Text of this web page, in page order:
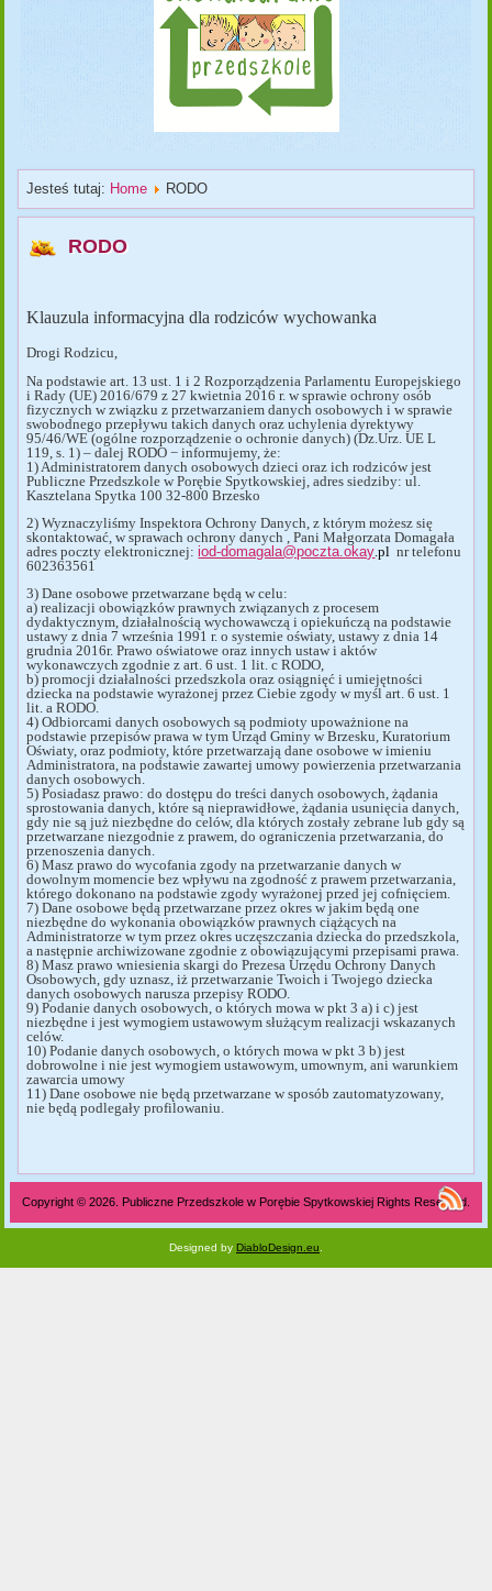
Jesteś tutaj: Home RODO
RODO
Klauzula informacyjna dla rodziców wychowanka
Drogi Rodzicu,
Na podstawie art. 13 ust. 1 i 2 Rozporządzenia Parlamentu Europejskiego
i Rady (UE) 2016/679 z 27 kwietnia 2016 r. w sprawie ochrony osób
fizycznych w związku z przetwarzaniem danych osobowych i w sprawie
swobodnego przepływu takich danych oraz uchylenia dyrektywy
95/46/WE (ogólne rozporządzenie o ochronie danych) (Dz.Urz. UE L
119, s. 1) – dalej RODO − informujemy, że:
1) Administratorem danych osobowych dzieci oraz ich rodziców jest
Publiczne Przedszkole w Porębie Spytkowskiej, adres siedziby: ul.
Kasztelana Spytka 100 32-800 Brzesko
2) Wyznaczyliśmy Inspektora Ochrony Danych, z którym możesz się
skontaktować, w sprawach ochrony danych , Pani Małgorzata Domagała
adres poczty elektronicznej:iod-domagala@poczta.okay.pl nr telefonu
602363561
3) Dane osobowe przetwarzane będą w celu:
a) realizacji obowiązków prawnych związanych z procesem
dydaktycznym, działalnością wychowawczą i opiekuńczą na podstawie
ustawy z dnia 7 września 1991 r. o systemie oświaty, ustawy z dnia 14
grudnia 2016r. Prawo oświatowe oraz innych ustaw i aktów
wykonawczych zgodnie z art. 6 ust. 1 lit. c RODO,
b) promocji działalności przedszkola oraz osiągnięć i umiejętności
dziecka na podstawie wyrażonej przez Ciebie zgody w myśl art. 6 ust. 1
lit. a RODO.
4) Odbiorcami danych osobowych są podmioty upoważnione na
podstawie przepisów prawa w tym Urząd Gminy w Brzesku, Kuratorium
Oświaty, oraz podmioty, które przetwarzają dane osobowe w imieniu
Administratora, na podstawie zawartej umowy powierzenia przetwarzania
danych osobowych.
5) Posiadasz prawo: do dostępu do treści danych osobowych, żądania
sprostowania danych, które są nieprawidłowe, żądania usunięcia danych,
gdy nie są już niezbędne do celów, dla których zostały zebrane lub gdy są
przetwarzane niezgodnie z prawem, do ograniczenia przetwarzania, do
przenoszenia danych.
6) Masz prawo do wycofania zgody na przetwarzanie danych w
dowolnym momencie bez wpływu na zgodność z prawem przetwarzania,
którego dokonano na podstawie zgody wyrażonej przed jej cofnięciem.
7) Dane osobowe będą przetwarzane przez okres w jakim będą one
niezbędne do wykonania obowiązków prawnych ciążących na
Administratorze w tym przez okres uczęszczania dziecka do przedszkola,
a następnie archiwizowane zgodnie z obowiązującymi przepisami prawa.
8) Masz prawo wniesienia skargi do Prezesa Urzędu Ochrony Danych
Osobowych, gdy uznasz, iż przetwarzanie Twoich i Twojego dziecka
danych osobowych narusza przepisy RODO.
9) Podanie danych osobowych, o których mowa w pkt 3 a) i c) jest
niezbędne i jest wymogiem ustawowym służącym realizacji wskazanych
celów.
10) Podanie danych osobowych, o których mowa w pkt 3 b) jest
dobrowolne i nie jest wymogiem ustawowym, umownym, ani warunkiem
zawarcia umowy
11) Dane osobowe nie będą przetwarzane w sposób zautomatyzowany,
nie będą podlegały profilowaniu.
Copyright © 2026. Publiczne Przedszkole w Porębie Spytkowskiej Rights Reserved.
Designed by DiabloDesign.eu